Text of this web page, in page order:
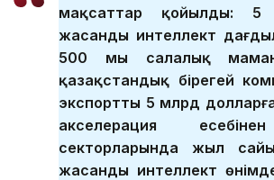
мақсаттар қойылды:
жасанды интеллект
500 мың салалық
қазақстандық бірегей
экспортты 5 млрд
акселерация
секторларында жыл
жасанды интеллект